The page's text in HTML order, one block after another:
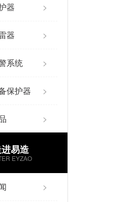
器 >
器 >
系统 >
保护器 >
>
易造
EYZAO
>